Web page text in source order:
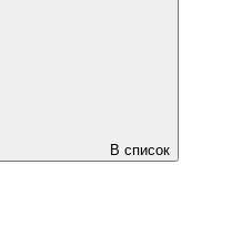
В список